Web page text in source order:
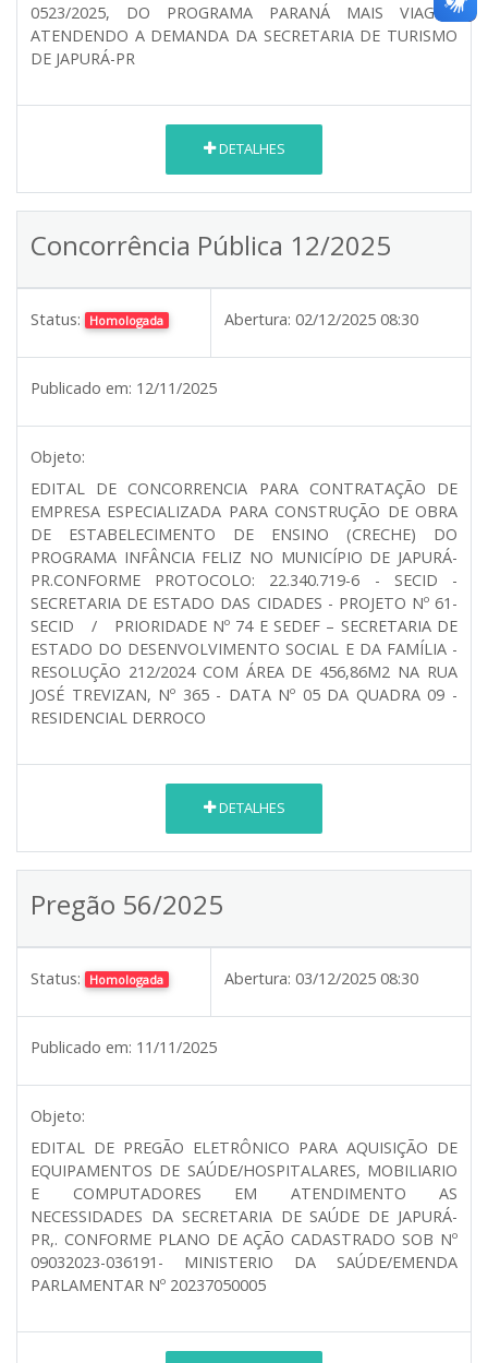
0523/2025, DO PROGRAMA PARANÁ MAIS VIAGEM
ATENDENDO A DEMANDA DA SECRETARIA DE TURISMO
DE JAPURÁ-PR
DETALHES
Concorrência Pública 12/2025
Status: Homologada Abertura: 02/12/2025 08:30
Publicado em: 12/11/2025
Objeto:
EDITAL DE CONCORRENCIA PARA CONTRATAÇÃO DE
EMPRESA ESPECIALIZADA PARA CONSTRUÇÃO DE OBRA
DE ESTABELECIMENTO DE ENSINO (CRECHE) DO
PROGRAMA INFÂNCIA FELIZ NO MUNICÍPIO DE JAPURÁ-
PR.CONFORME PROTOCOLO: 22.340.719-6 - SECID -
SECRETARIA DE ESTADO DAS CIDADES - PROJETO Nº 61-
SECID / PRIORIDADE Nº 74 E SEDEF – SECRETARIA DE
ESTADO DO DESENVOLVIMENTO SOCIAL E DA FAMÍLIA -
RESOLUÇÃO 212/2024 COM ÁREA DE 456,86M2 NA RUA
JOSÉ TREVIZAN, Nº 365 - DATA Nº 05 DA QUADRA 09 -
RESIDENCIAL DERROCO
DETALHES
Pregão 56/2025
Status: Homologada Abertura: 03/12/2025 08:30
Publicado em: 11/11/2025
Objeto:
EDITAL DE PREGÃO ELETRÔNICO PARA AQUISIÇÃO DE
EQUIPAMENTOS DE SAÚDE/HOSPITALARES, MOBILIARIO
E COMPUTADORES EM ATENDIMENTO AS
NECESSIDADES DA SECRETARIA DE SAÚDE DE JAPURÁ-
PR,. CONFORME PLANO DE AÇÃO CADASTRADO SOB Nº
09032023-036191- MINISTERIO DA SAÚDE/EMENDA
PARLAMENTAR Nº 20237050005